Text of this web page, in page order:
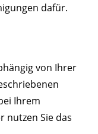
dafür.
von Ihrer
Ihrem
nutzen Sie das